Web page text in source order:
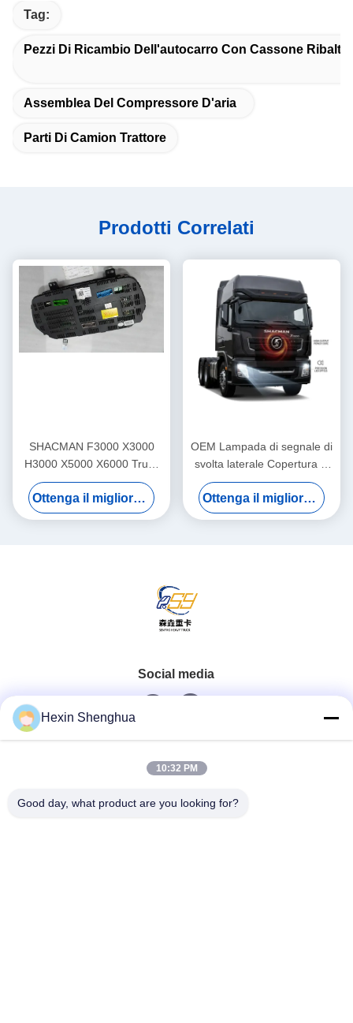
Tag:
Pezzi Di Ricambio Dell'autocarro Con Cassone
Assemblea Del Compressore D'aria
Parti Di Camion Trattore
Prodotti Correlati
SHACMAN F3000 X3000
H3000 X5000 X6000 Truck
Dashboard Assemblaggio
Pannello strumentale Cluster
per sostituzione pesante
Ottenga il migliore prezzo
OEM Lampada di segnale di
svolta laterale Copertura di
protezione per carico
pesante Sostituzione diretta
per la serie SHACMAN
Ottenga il migliore prezzo
Social media
Contatto rapido
Hexin Shenghua
10:32 PM
Good day, what product are you looking for?